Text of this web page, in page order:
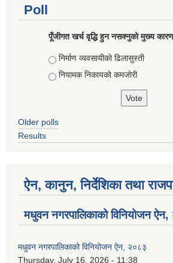
Poll
पूँजीगत खर्च वृद्धि हुन नसक्नुको मुख्य
Choices
निर्माण व्यवसायीको ढिलासुस्ती
नियामक निकायको कमजोरी
Older polls
Results
ऐन, कानुन, निर्देशिका तथा
मधुवन नगरपालिकाको विनियोजन
मधुवन नगरपालिकाको विनियोजन ऐन, २०८३
Thursday, July 16, 2026 - 11:38